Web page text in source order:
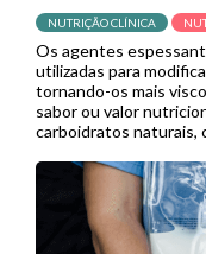
NUTRIÇÃO CLÍNICA
Os agentes
utilizadas para
tornando-os mais
sabor ou valor
carboidratos naturais,
como o amido. Nesse